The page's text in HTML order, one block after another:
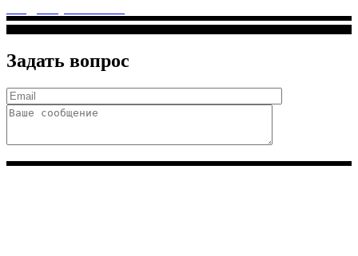
Задать вопрос